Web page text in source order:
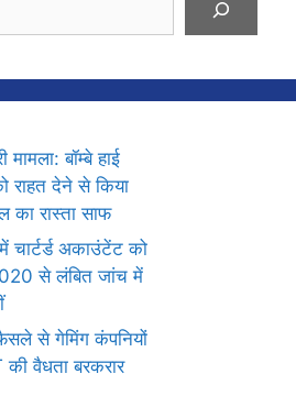
बॉम्बे हाई
राहत देने से किया
का रास्ता साफ
चार्टर्ड अकाउंटेंट को
से लंबित जांच में
से गेमिंग कंपनियों
वैधता बरकरार